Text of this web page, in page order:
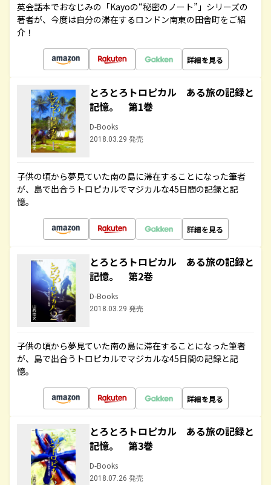
英会話本でおなじみの「Kayoの“秘密のノート”」シリーズの
著者が、今度は自分の滞在するロンドン南東の田舎町をご紹
介！
詳細を見る
とろとろトロピカル ある旅の記録と
記憶。 第1巻
D-Books
2018.03.29 発売
子供の頃から夢見ていた南の島に滞在することになった筆者
が、島で出合うトロピカルでマジカルな45日間の記録と記
憶。
詳細を見る
とろとろトロピカル ある旅の記録と
記憶。 第2巻
D-Books
2018.03.29 発売
子供の頃から夢見ていた南の島に滞在することになった筆者
が、島で出合うトロピカルでマジカルな45日間の記録と記
憶。
詳細を見る
とろとろトロピカル ある旅の記録と
記憶。 第3巻
D-Books
2018.07.26 発売